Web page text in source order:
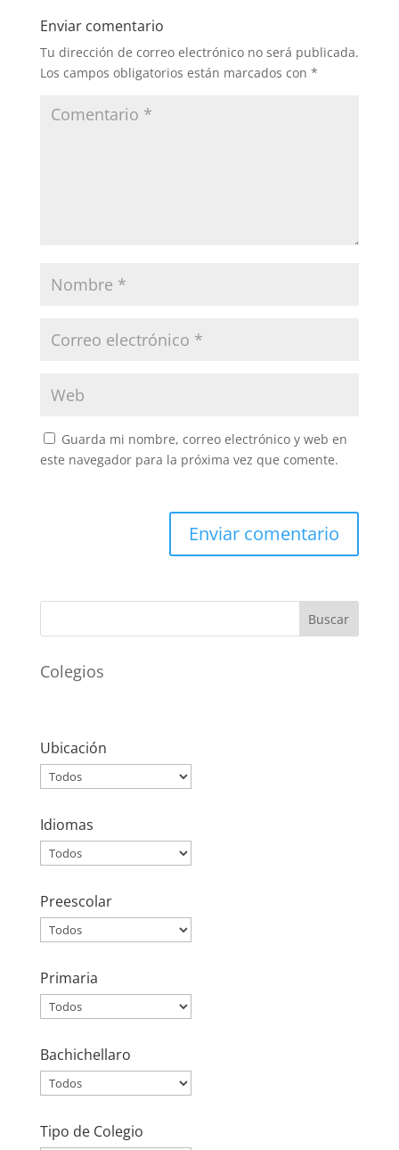
Enviar comentario
Tu dirección de correo electrónico no será publicada.
Los campos obligatorios están marcados con *
Guarda mi nombre, correo electrónico y web en
este navegador para la próxima vez que comente.
Buscar
Colegios
Ubicación
Idiomas
Preescolar
Primaria
Bachichellaro
Tipo de Colegio